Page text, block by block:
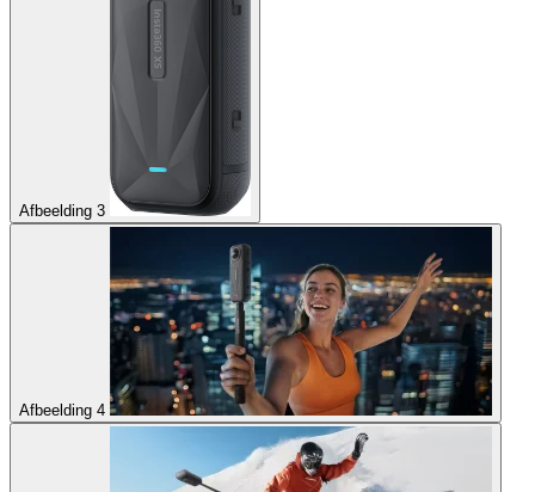
Afbeelding 3
Afbeelding 4